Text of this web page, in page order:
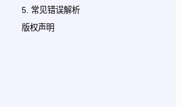
5. 常见错误解析
版权声明